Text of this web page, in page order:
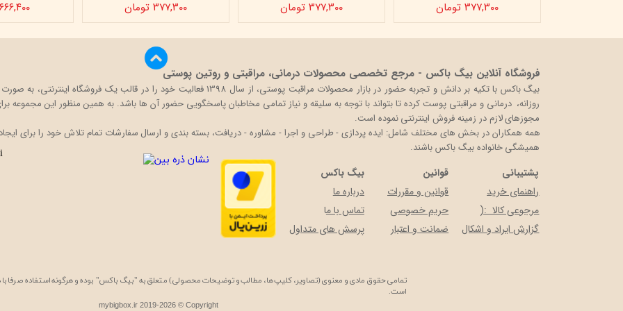
۶۶۶,۴۰۰
۳۷۷,۳۰۰ تومان
۳۷۷,۳۰۰ تومان
۳۷۷,۳۰۰ تومان
پشتیبانی
راهنمای خرید
مرجوعی کالا :(
گزارش ایراد و اشکال
قوانین
قوانین و مقررات
حریم خصوصی
ضمانت و اعتبار
تمامی حقوق مادی و معنوی (تصاویر، کلیپ ها، مطالب و توضیحات محصولی) متعلق به "بیگ باکس" بوده و هرگونه استفاده صرفا با
است.
بیگ باکس
درباره ما
تماس با ما
پرسش های متداول
فروشگاه آنلاین بیگ باکس - مرجع تخصصی محصولات درمانی، مراقبتی و روتین پوستی
بیگ باکس با تکیه بر دانش و تجربه حضور در بازار محصولات مراقبت پوستی، از سال 1398
روزانه، درمانی و مراقبتی پوست کرده تا بتواند با توجه به سلیقه و نیاز تمامی مخاطبان پاسخگویی حضور آن ها باشد. به همین منظور این مجموعه
مجوزهای لازم در زمینه فروش اینترنتی نموده است.
همه همکاران در بخش های مختلف شامل: ایده پردازی - طراحی و اجرا - مشاوره - دریافت، بسته بندی و ارسال سفارشات تمام تلاش خود را برای
همیشگی خانواده بیگ باکس باشند.
mybigbox.ir 2019-2026 © Copyright